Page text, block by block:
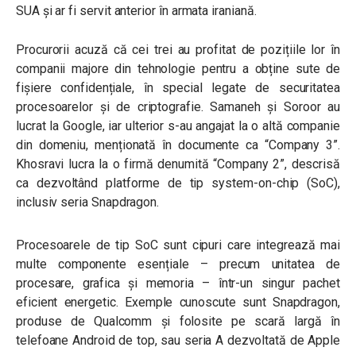
SUA și ar fi servit anterior în armata iraniană.
Procurorii acuză că cei trei au profitat de pozițiile lor în
companii majore din tehnologie pentru a obține sute de
fișiere confidențiale, în special legate de securitatea
procesoarelor și de criptografie. Samaneh și Soroor au
lucrat la Google, iar ulterior s-au angajat la o altă companie
din domeniu, menționată în documente ca “Company 3”.
Khosravi lucra la o firmă denumită “Company 2”, descrisă
ca dezvoltând platforme de tip system-on-chip (SoC),
inclusiv seria Snapdragon.
Procesoarele de tip SoC sunt cipuri care integrează mai
multe componente esențiale – precum unitatea de
procesare, grafica și memoria – într-un singur pachet
eficient energetic. Exemple cunoscute sunt Snapdragon,
produse de Qualcomm și folosite pe scară largă în
telefoane Android de top, sau seria A dezvoltată deApple